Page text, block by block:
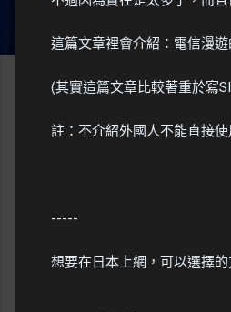
這篇文章裡會介紹：電信漫
(其實這篇文章比較著重於寫
註：不介紹外國人不能直接
-----
想要在日本上網，可以選擇